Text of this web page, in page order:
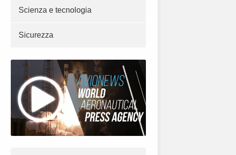
Scienza e tecnologia
Sicurezza